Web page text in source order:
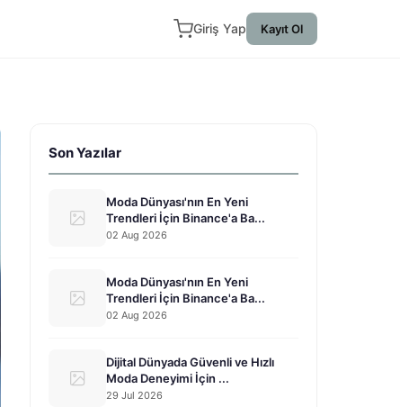
Giriş Yap Kayıt Ol
Son Yazılar
Moda Dünyası'nın En Yeni
Trendleri İçin Binance'a Ba...
02 Aug 2026
Moda Dünyası'nın En Yeni
Trendleri İçin Binance'a Ba...
02 Aug 2026
Dijital Dünyada Güvenli ve Hızlı
Moda Deneyimi İçin ...
29 Jul 2026